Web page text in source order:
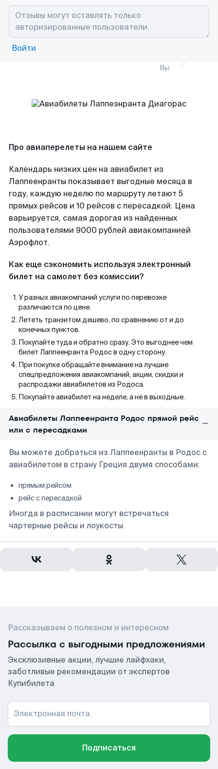
Войти
Вы
Про авиаперелеты на нашем сайте
Календарь низких цен на авиабилет из
Лаппеенранты показывает выгодные месяца в
году, каждую неделю по маршруту летают 5
прямых рейсов и 10 рейсов с пересадкой. Цена
варьируется, самая дорогая из найденных
пользователями 9000 рублей авиакомпанией
Аэрофлот.
Как еще сэкономить используя электронный
билет на самолет без комиссии?
У разных авиакомпаний услуги по перевозке
различаются по цене.
Лететь транзитом дешево, по сравнению от и до
конечных пунктов.
Покупайте туда и обратно сразу. Это выгоднее чем
билет Лаппеенранта Родос в одну сторону.
При покупке обращайте внимание на лучшие
спецпредложения авиакомпаний, акции, скидки и
распродажи авиабилетов из Родоса.
Покупайте авиабилет на неделе, а не в выходные.
Авиабилеты Лаппеенранта Родос прямой рейс
или с пересадками
Вы можете добраться из Лаппеенранты в Родос с
авиабилетом в страну Греция двумя способами:
прямым рейсом
рейс с пересадкой
Иногда в расписании могут встречаться
чартерные рейсы и лоукосты.
Рассказываем о полезном и интересном
Рассылка с выгодными предложениями
Эксклюзивные акции, лучшие лайфхаки,
заботливые рекомендации от экспертов
Купибилета
Электронная почта
Подписаться